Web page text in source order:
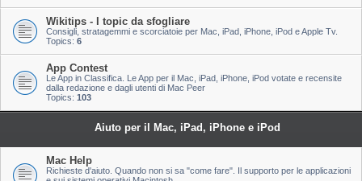
Wikitips - I topic da sfogliare
Consigli, stratagemmi e scorciatoie per Mac, iPad, iPhone, iPod e Apple Tv.
Topics: 6
App Contest
Le App in Classifica. Le App per il Mac, iPad, iPhone, iPod votate e recensite
dalla redazione e dagli utenti di Mac Peer
Topics: 103
Aiuto per il Mac, iPad, iPhone e iPod
Mac Help
Richieste d'aiuto. Quando non si sa "come fare". Il supporto per le applicazioni